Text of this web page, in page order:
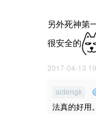
另外死神第
很安全的
2017-04-13
aidengk
法真的好用